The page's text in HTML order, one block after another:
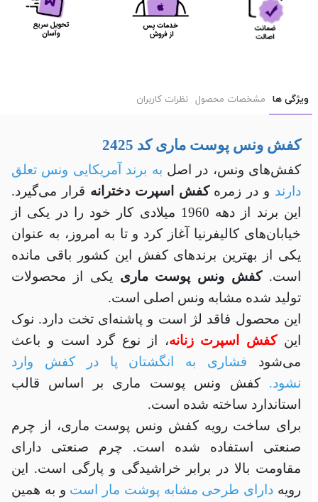
ویژگی ها مشخصات محصول نظرات کاربران
کفش ونس پوست ماری کد 2425
کفش‌های ونس، در اصل به برند آمریکایی ونس تعلق
دارند و در زمرهکفش‌ اسپرت دخترانه قرار می‌گیرد.
این برند از دهه 1960 میلادی کار خود را در یکی از
خیابان‌های کالیفرنیا آغاز کرد و تا به امروز، به عنوان
یکی از بهترین برندهای کفش این کشور باقی مانده
است.کفش ونس پوست ماری یکی از محصولات
تولید شده مشابه ونس اصلی است.
این محصول فاقد لژ است و پاشنه‌ای تخت دارد. نوک
اینکفش اسپرت زنانه، از نوع گرد است و باعث
می‌شود فشاری به انگشتان پا در کفش وارد
نشود. کفش ونس پوست ماری بر اساس قالب
استاندارد ساخته شده است.
برای ساخت رویه کفش ونس پوست ماری، از چرم
صنعتی استفاده شده است. چرم صنعتی دارای
مقاومت بالا در برابر خراشیدگی و پارگی است. این
رویه دارای طرحی مشابه پوشت مار است و به همین